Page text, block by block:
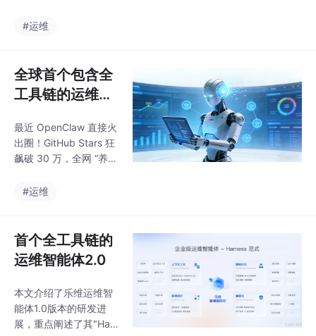
理、告警初筛，仅聚合
WAN 流量降低 80%，
解决广域网带宽拥堵问
题。单台监控服务器部
集、告警、大屏、报表
模块，本地完成全量设
备纳管，总部通过加密
数据，适合门店、小型
节点。三大特征：
#运维
全球首个包含全
工具链的运维智
w组合登场
最近 OpenClaw 直接火
出圈！GitHub Stars 狂
飙破 30 万，全网 “养小
当第一批跟风安装的小
出玩梗，把 OpenClaw
真正用在了智能运维的
核心场景里。现在，Ler
来了！Lerwee 运维智
能体依托智能监控、根
因分析等能力，打造出
#运维
首个全工具链的
运维智能体2.0
本文介绍了乐维运维智
能体1.0版本的研发进
展，重点阐述了其"Har